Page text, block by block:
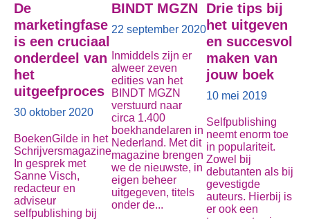
De
marketingfase
is een cruciaal
onderdeel van
het
uitgeefproces
30 oktober 2020
BoekenGilde in het
Schrijversmagazine
In gesprek met
Sanne Visch,
redacteur en
adviseur
selfpublishing bij
BINDT MGZN
22 september 2020
Inmiddels zijn er
alweer zeven
edities van het
BINDT MGZN
verstuurd naar
circa 1.400
boekhandelaren in
Nederland. Met dit
magazine brengen
we de nieuwste, in
eigen beheer
uitgegeven, titels
onder de...
Drie tips bij
het uitgeven
en succesvol
maken van
jouw boek
10 mei 2019
Selfpublishing
neemt enorm toe
in populariteit.
Zowel bij
debutanten als bij
gevestigde
auteurs. Hierbij is
er ook een